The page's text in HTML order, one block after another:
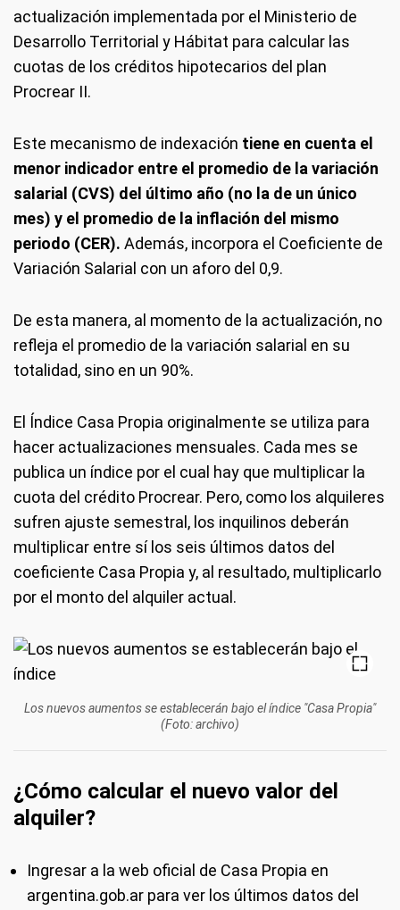
actualización implementada por el Ministerio de
Desarrollo Territorial y Hábitat para calcular las
cuotas de los créditos hipotecarios del plan
Procrear II.
Este mecanismo de indexación tiene en cuenta el
menor indicador entre el promedio de la variación
salarial (CVS) del último año (no la de un único
mes) y el promedio de la inflación del mismo
periodo (CER). Además, incorpora el Coeficiente de
Variación Salarial con un aforo del 0,9.
De esta manera, al momento de la actualización, no
refleja el promedio de la variación salarial en su
totalidad, sino en un 90%.
El Índice Casa Propia originalmente se utiliza para
hacer actualizaciones mensuales. Cada mes se
publica un índice por el cual hay que multiplicar la
cuota del crédito Procrear. Pero, como los alquileres
sufren ajuste semestral, los inquilinos deberán
multiplicar entre sí los seis últimos datos del
coeficiente Casa Propia y, al resultado, multiplicarlo
por el monto del alquiler actual.
Los nuevos aumentos se establecerán bajo el índice "Casa Propia"
(Foto: archivo)
¿Cómo calcular el nuevo valor del
alquiler?
Ingresar a la web oficial de Casa Propia en
argentina.gob.ar para ver los últimos datos del